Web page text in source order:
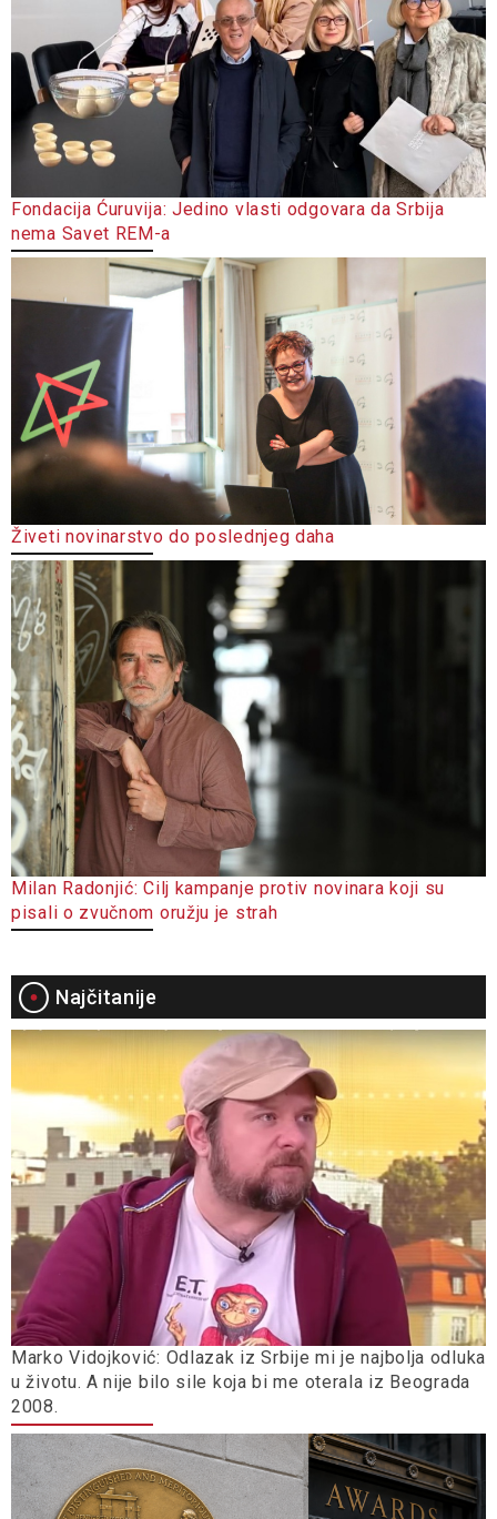
Fondacija Ćuruvija: Jedino vlasti odgovara da Srbija
nema Savet REM-a
Živeti novinarstvo do poslednjeg daha
Milan Radonjić: Cilj kampanje protiv novinara koji su
pisali o zvučnom oružju je strah
Najčitanije
Marko Vidojković: Odlazak iz Srbije mi je najbolja odluka
u životu. A nije bilo sile koja bi me oterala iz Beograda
2008.